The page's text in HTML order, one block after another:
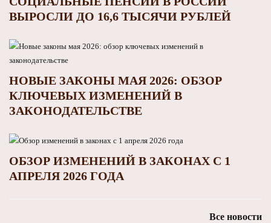
ВЫРОСЛИ ДО 16,6 ТЫСЯЧИ РУБЛЕЙ
НОВЫЕ ЗАКОНЫ МАЯ 2026: ОБЗОР
КЛЮЧЕВЫХ ИЗМЕНЕНИЙ В
ЗАКОНОДАТЕЛЬСТВЕ
ОБЗОР ИЗМЕНЕНИЙ В ЗАКОНАХ С 1
АПРЕЛЯ 2026 ГОДА
Все новости